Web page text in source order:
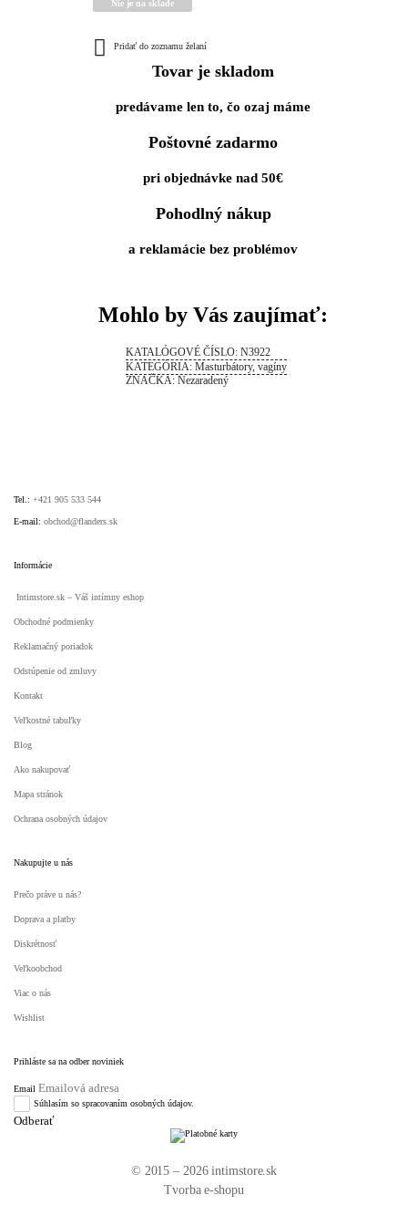
Nie je na sklade
Pridať do zoznamu želaní
Tovar je skladom
predávame len to, čo ozaj máme
Poštovné zadarmo
pri objednávke nad 50€
Pohodlný nákup
a reklamácie bez problémov
Mohlo by Vás zaujímať:
KATALÓGOVÉ ČÍSLO: N3922
KATEGÓRIA: Masturbátory, vagíny
ZNAČKA: Nezaradený
Tel.: +421 905 533 544
E-mail: obchod@flanders.sk
Informácie
Intimstore.sk – Váš intímny eshop
Obchodné podmienky
Reklamačný poriadok
Odstúpenie od zmluvy
Kontakt
Veľkostné tabuľky
Blog
Ako nakupovať
Mapa stránok
Ochrana osobných údajov
Nakupujte u nás
Prečo práve u nás?
Doprava a platby
Diskrétnosť
Veľkoobchod
Viac o nás
Wishlist
Prihláste sa na odber noviniek
Email
Súhlasím so spracovaním osobných údajov.
© 2015 – 2026 intimstore.sk
Tvorba e-shopu